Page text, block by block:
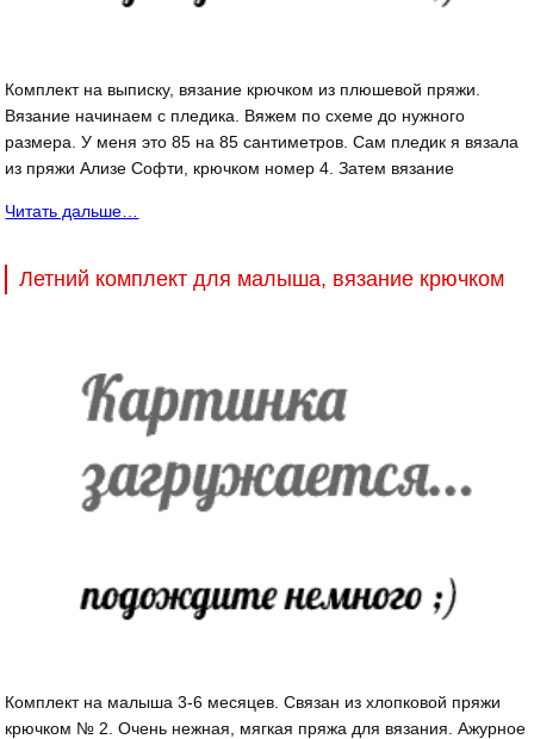
Комплект на выписку, вязание крючком из плюшевой пряжи.
Вязание начинаем с пледика. Вяжем по схеме до нужного
размера. У меня это 85 на 85 сантиметров. Сам пледик я вязала
из пряжи Ализе Софти, крючком номер 4. Затем вязание
Читать дальше…
Летний комплект для малыша, вязание крючком
Комплект на малыша 3-6 месяцев. Связан из хлопковой пряжи
крючком № 2. Очень нежная, мягкая пряжа для вязания. Ажурное